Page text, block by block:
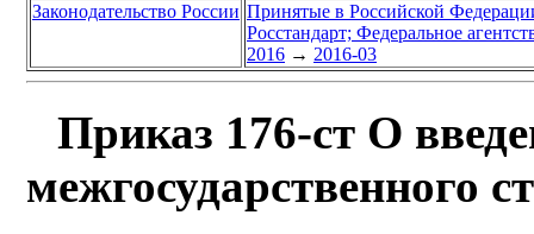
Законодательство России Принятые в Российской
Росстандарт; Федеральное
2016 → 2016-03
Приказ 176-ст О
межгосударственного